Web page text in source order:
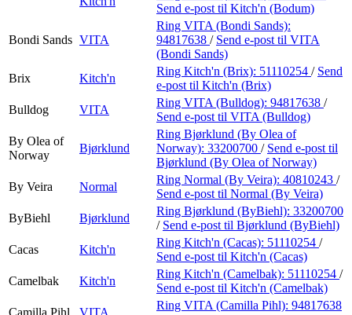
Send e-post til Kitch'n (Bodum)
Bondi Sands VITA
Ring VITA (Bondi Sands):
94817638 / Send e-post til VITA
(Bondi Sands)
Brix
Kitch'n
Ring Kitch'n (Brix): 51110254 / Send
e-post til Kitch'n (Brix)
Bulldog
VITA
Ring VITA (Bulldog): 94817638 /
Send e-post til VITA (Bulldog)
By Olea of
Norway
Bjørklund
Ring Bjørklund (By Olea of
Norway): 33200700 / Send e-post til
Bjørklund (By Olea of Norway)
By Veira
Normal
Ring Normal (By Veira): 40810243 /
Send e-post til Normal (By Veira)
ByBiehl
Bjørklund
Ring Bjørklund (ByBiehl): 33200700
/ Send e-post til Bjørklund (ByBiehl)
Cacas
Kitch'n
Ring Kitch'n (Cacas): 51110254 /
Send e-post til Kitch'n (Cacas)
Camelbak
Kitch'n
Ring Kitch'n (Camelbak): 51110254 /
Send e-post til Kitch'n (Camelbak)
Camilla Pihl
VITA
Ring VITA (Camilla Pihl): 94817638